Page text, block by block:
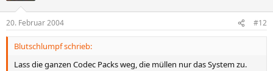
20. Februar 2004 #12
Blutschlumpf schrieb:
Lass die ganzen Codec Packs weg, die müllen nur das System zu.